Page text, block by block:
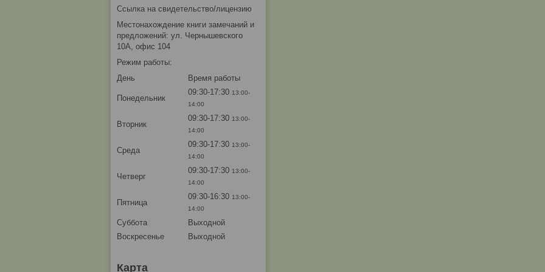
Ссылка на свидетельство/лицензию
Местонахождение книги замечаний и
предложений: ул. Чернышевского
10А, офис 104
Режим работы:
День
Время работы
Понедельник
09:30-17:30 13:00-
14:00
Вторник
09:30-17:30 13:00-
14:00
Среда
09:30-17:30 13:00-
14:00
Четверг
09:30-17:30 13:00-
14:00
Пятница
09:30-16:30 13:00-
14:00
Суббота
Выходной
Воскресенье
Выходной
Карта